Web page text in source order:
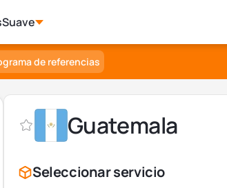
Suave
de referencias
Guatemala
Seleccionar servicio